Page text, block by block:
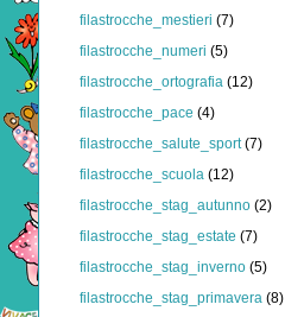
filastrocche_mestieri (7)
filastrocche_numeri (5)
filastrocche_ortografia (12)
filastrocche_pace (4)
filastrocche_salute_sport (7)
filastrocche_scuola (12)
filastrocche_stag_autunno (2)
filastrocche_stag_estate (7)
filastrocche_stag_inverno (5)
filastrocche_stag_primavera (8)